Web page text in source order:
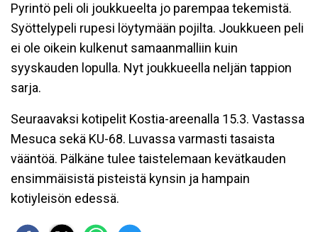
Pyrintö peli oli joukkueelta jo parempaa tekemistä.
Syöttelypeli rupesi löytymään pojilta. Joukkueen peli
ei ole oikein kulkenut samaanmalliin kuin
syyskauden lopulla. Nyt joukkueella neljän tappion
sarja.
Seuraavaksi kotipelit Kostia-areenalla 15.3. Vastassa
Mesuca sekä KU-68. Luvassa varmasti tasaista
vääntöä. Pälkäne tulee taistelemaan kevätkauden
ensimmäisistä pisteistä kynsin ja hampain
kotiyleisön edessä.